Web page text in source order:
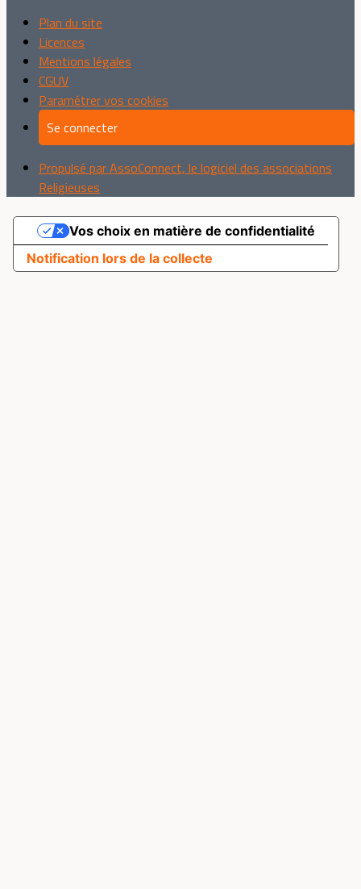
Plan du site
Licences
Mentions légales
CGUV
Paramétrer vos cookies
Se connecter
Propulsé par AssoConnect, le logiciel des associations
Religieuses
Notification lors de la collecte
Vos choix en matière de confidentialité